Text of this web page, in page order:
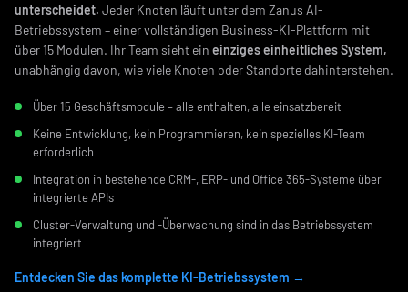
unterscheidet. Jeder Knoten läuft unter dem Zanus AI-
Betriebssystem – einer vollständigen Business-KI-Plattform mit
über 15 Modulen. Ihr Team sieht ein einziges einheitliches System,
unabhängig davon, wie viele Knoten oder Standorte dahinterstehen.
Über 15 Geschäftsmodule – alle enthalten, alle einsatzbereit
Keine Entwicklung, kein Programmieren, kein spezielles KI-Team
erforderlich
Integration in bestehende CRM-, ERP- und Office 365-Systeme über
integrierte APIs
Cluster-Verwaltung und -Überwachung sind in das Betriebssystem
integriert
Entdecken Sie das komplette KI-Betriebssystem →